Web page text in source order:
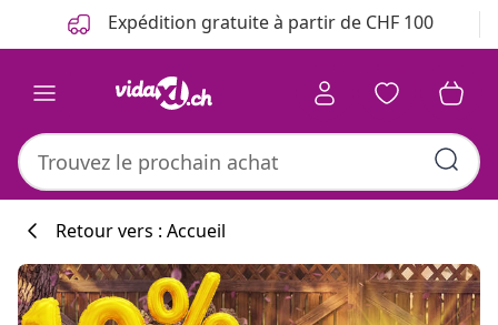
Précédent Expédition gratuite à partir de CHF 100
Retour vers : Accueil